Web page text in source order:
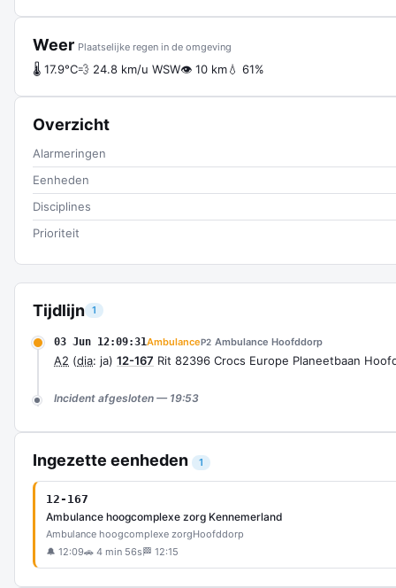
Tijdlijn 1
03 Jun 12:09:31AmbulanceP2 Ambulance Hoofddorp
A2 (dia: ja) 12-167 Rit 82396 Crocs Europe Planeetbaan
Incident afgesloten — 19:53
Ingezette eenheden 1
12-167
Ambulance hoogcomplexe zorg Kennemerland
Ambulance hoogcomplexe zorgHoofddorp
🔔 12:09🚗 4 min 56s 🏁 12:15
Weer Plaatselijke regen in de omgeving
🌡 17.9°C💨 24.8 km/u WSW👁 10 km💧 61%
Overzicht
Alarmeringen
Eenheden
Disciplines
Prioriteit